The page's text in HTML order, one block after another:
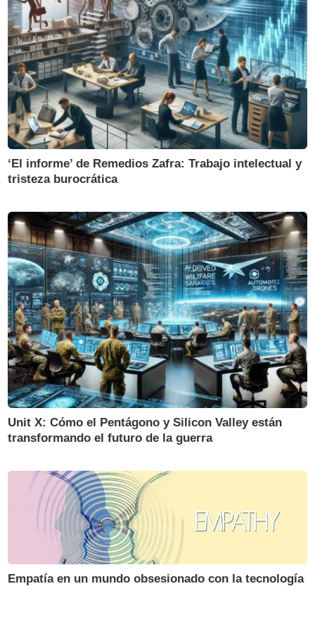
‘El informe’ de Remedios Zafra: Trabajo intelectual y
tristeza burocrática
Unit X: Cómo el Pentágono y Silicon Valley están
transformando el futuro de la guerra
Empatía en un mundo obsesionado con la tecnología